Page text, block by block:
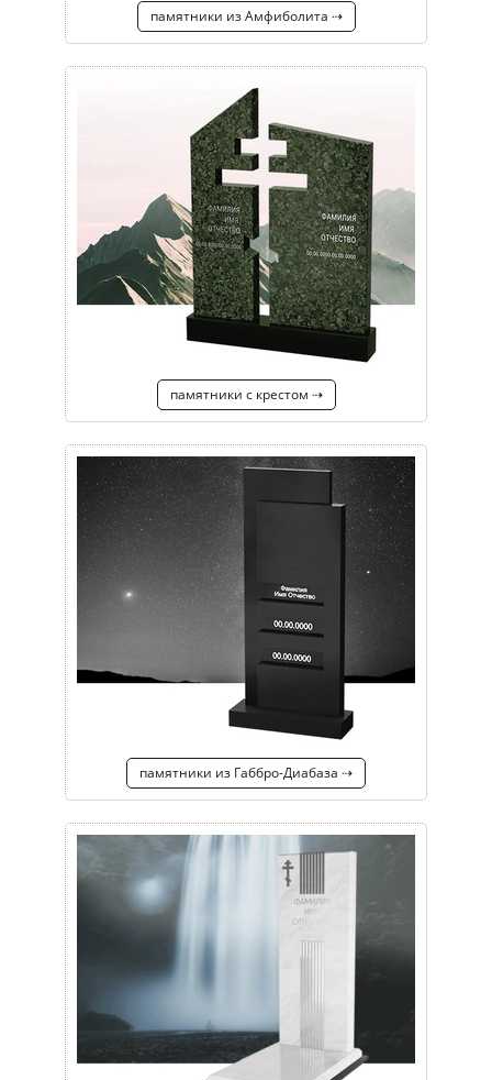
памятники из Амфиболита ⇢
памятники с крестом ⇢
памятники из Габбро-Диабаза ⇢